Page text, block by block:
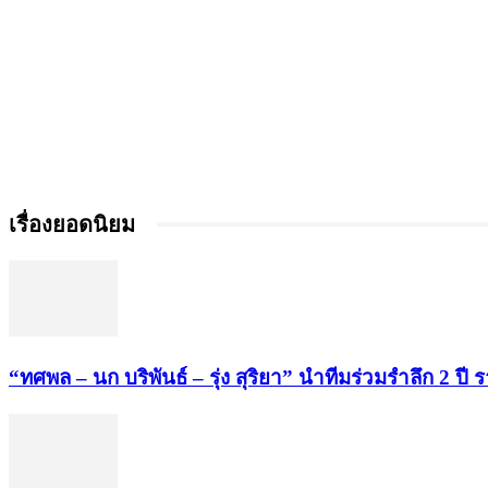
เรื่องยอดนิยม
“ทศพล – นก บริพันธ์ – รุ่ง สุริยา” นำทีมร่วมรำลึก 2 ปี